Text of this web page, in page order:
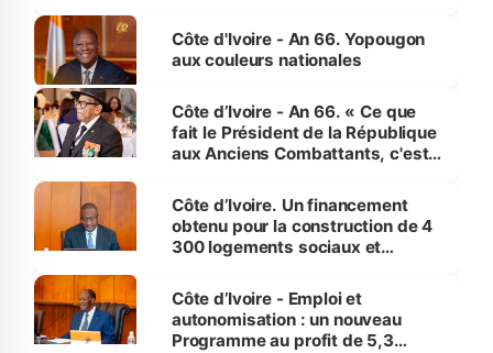
l'Etat de droit pour préserver les
vies humaines »
Côte d'Ivoire - An 66. Yopougon
aux couleurs nationales
Côte d’Ivoire - An 66. « Ce que
fait le Président de la République
aux Anciens Combattants, c'est
Côte d’Ivoire. Un financement
obtenu pour la construction de 4
300 logements sociaux et
et Yamoussoukro
Côte d’Ivoire - Emploi et
autonomisation : un nouveau
Programme au profit de 5,3